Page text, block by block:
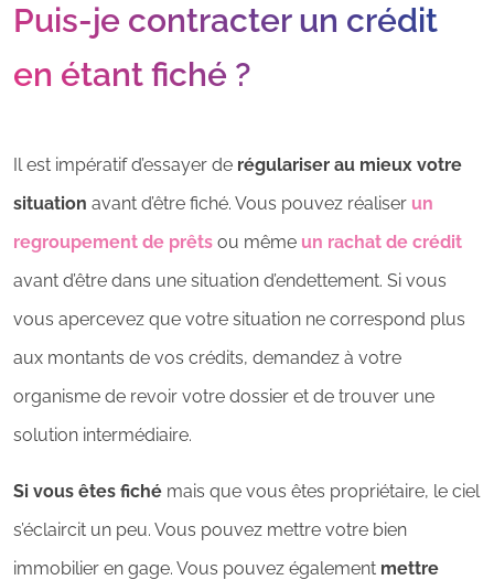
Puis-je contracter un crédit
en étant fiché ?
Il est impératif d’essayer de régulariser au mieux votre
situation avant d’être fiché. Vous pouvez réaliser un
regroupement de prêts ou même un rachat de crédit
avant d’être dans une situation d’endettement. Si vous
vous apercevez que votre situation ne correspond plus
aux montants de vos crédits, demandez à votre
organisme de revoir votre dossier et de trouver une
solution intermédiaire.
Si vous êtes fiché mais que vous êtes propriétaire, le ciel
s’éclaircit un peu. Vous pouvez mettre votre bien
immobilier en gage. Vous pouvez également mettre